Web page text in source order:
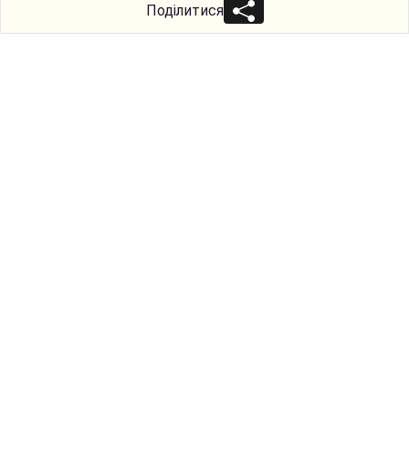
Поділитися